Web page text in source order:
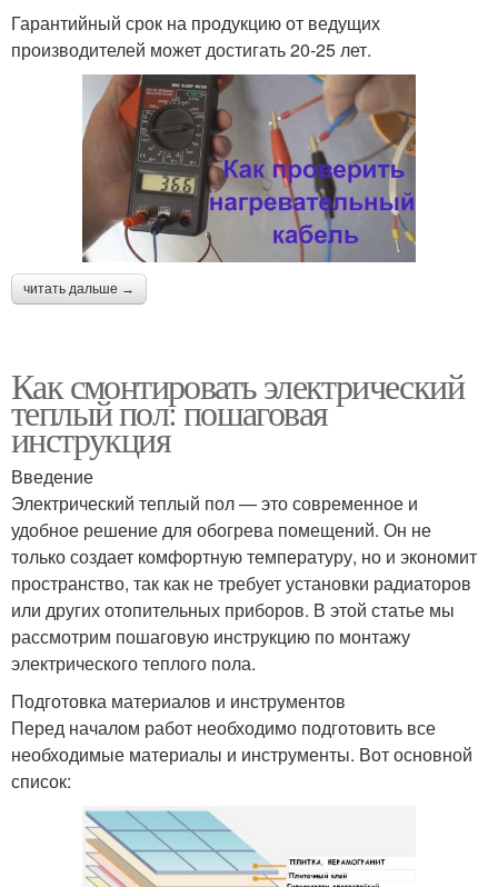
Гарантийный срок на продукцию от ведущих
производителей может достигать 20-25 лет.
читать дальше →
Как смонтировать электрический
теплый пол: пошаговая
инструкция
Введение
Электрический теплый пол — это современное и
удобное решение для обогрева помещений. Он не
только создает комфортную температуру, но и экономит
пространство, так как не требует установки радиаторов
или других отопительных приборов. В этой статье мы
рассмотрим пошаговую инструкцию по монтажу
электрического теплого пола.
Подготовка материалов и инструментов
Перед началом работ необходимо подготовить все
необходимые материалы и инструменты. Вот основной
список: